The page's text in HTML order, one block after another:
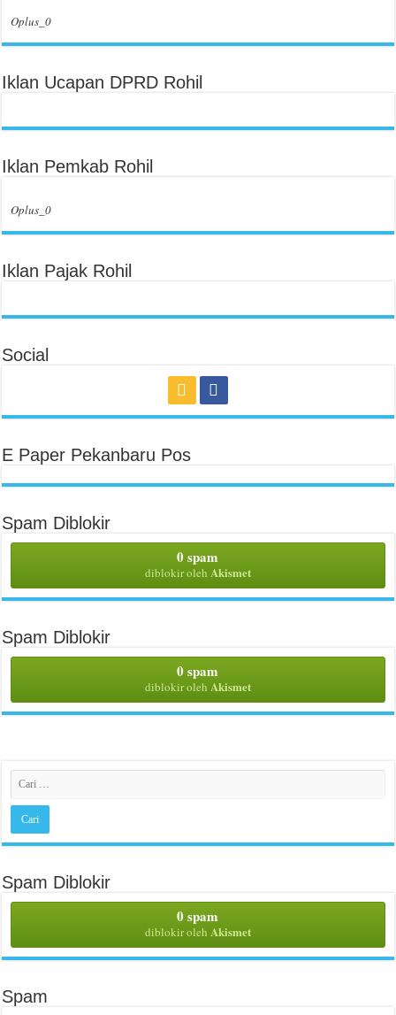
Oplus_0
Iklan Ucapan DPRD Rohil
Iklan Pemkab Rohil
Oplus_0
Iklan Pajak Rohil
Social
E Paper Pekanbaru Pos
Spam Diblokir
0 spam
diblokir oleh Akismet
Spam Diblokir
0 spam
diblokir oleh Akismet
Spam Diblokir
0 spam
diblokir oleh Akismet
Spam